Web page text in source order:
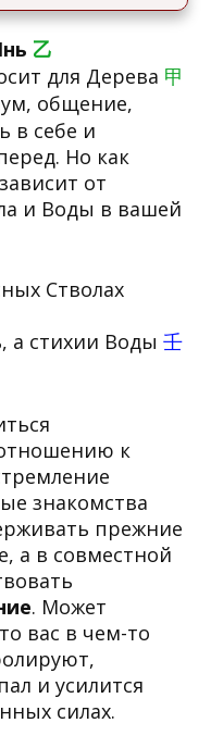
乙
для Дерева 甲
общение,
в себе и
Но как
от
и Воды в вашей
Стволах
а стихии Воды 壬
к
знакомства
прежние
а в совместной
. Может
вас в чем-то
и усилится
силах.